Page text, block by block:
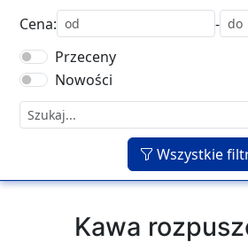
Cena:
-
Przeceny
Nowości
Wszystkie
Kawa